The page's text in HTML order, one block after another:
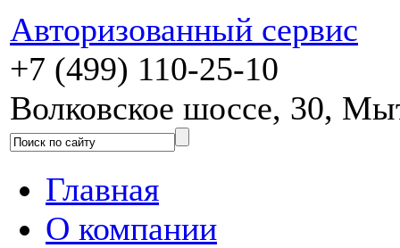
Авторизованный сервис
+7 (499) 110-25-10
Волковское шоссе, 30,
Главная
О компании